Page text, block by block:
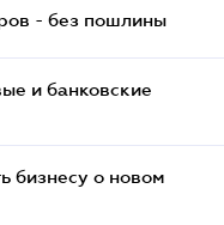
- без пошлины
и банковские
бизнесу о новом